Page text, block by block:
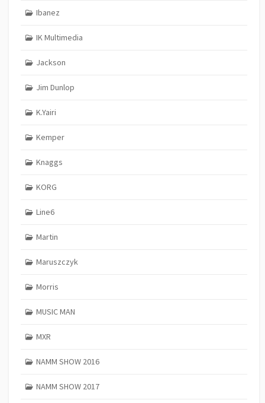
Ibanez
IK Multimedia
Jackson
Jim Dunlop
K.Yairi
Kemper
Knaggs
KORG
Line6
Martin
Maruszczyk
Morris
MUSIC MAN
MXR
NAMM SHOW 2016
NAMM SHOW 2017